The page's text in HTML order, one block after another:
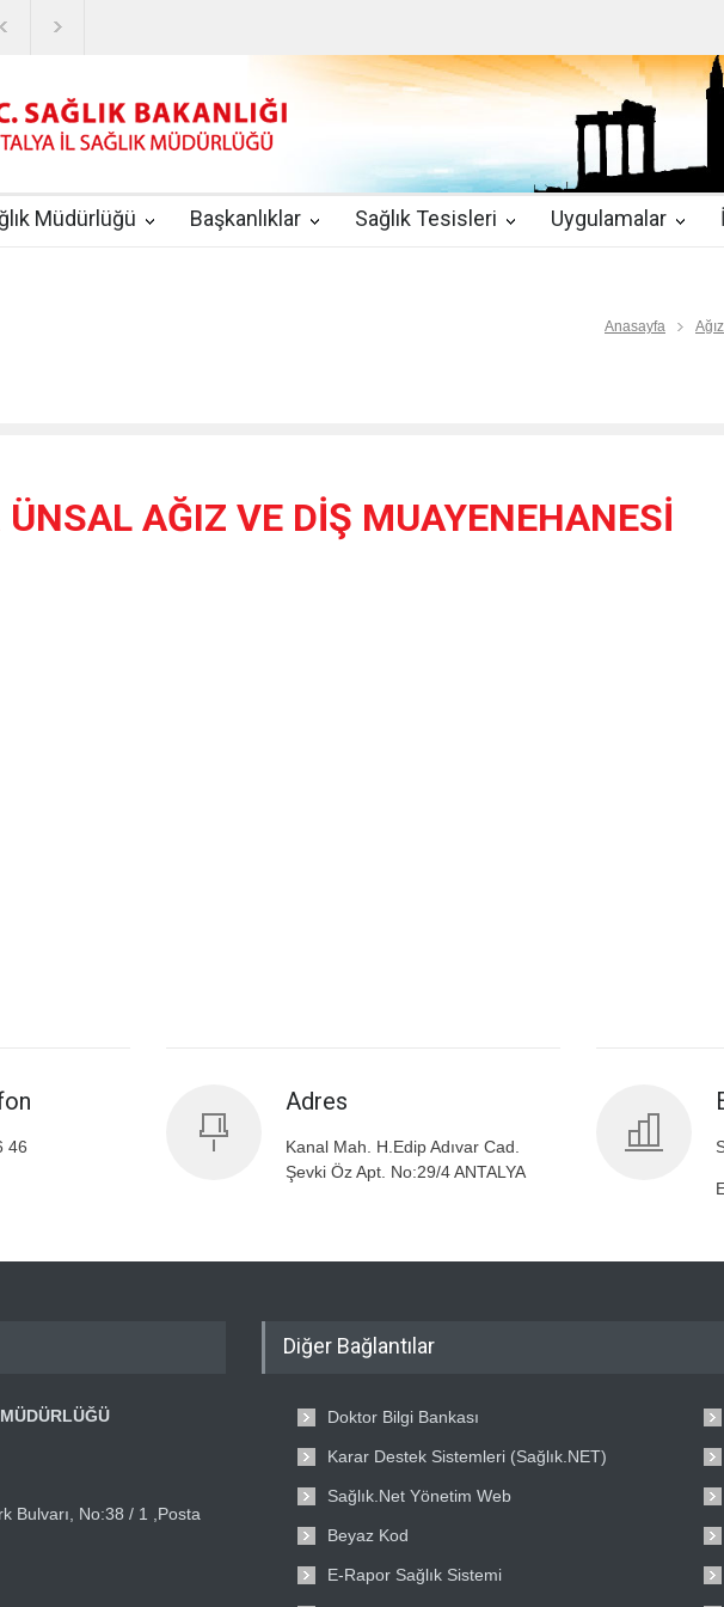
Hizmetlerinin Sunumu 2019 YILI TEMMUZ AYI DİYALİZ MERKEZLERİ
ve Üniteleri Hakkında Yönetmelik Teletıp ve Teleradyoloji Birimi
Hasta Ziyareti Uygulamaları Uzman Hekimlerin Pratisyen Hekim
Müdürlüğü Başkanlıklar Sağlık Tesisleri Uygulamalar
Anasayfa
ÜNSAL AĞIZ VE DİŞ MUAYENEHANESİ
46
Adres
Kanal Mah. H.Edip Adıvar Cad.
Şevki Öz Apt. No:29/4 ANTALYA
Bulvarı, No:38 / 1 ,Posta
Diğer Bağlantılar
Doktor Bilgi Bankası
Karar Destek Sistemleri (Sağlık.NET)
Sağlık.Net Yönetim Web
Beyaz Kod
E-Rapor Sağlık Sistemi